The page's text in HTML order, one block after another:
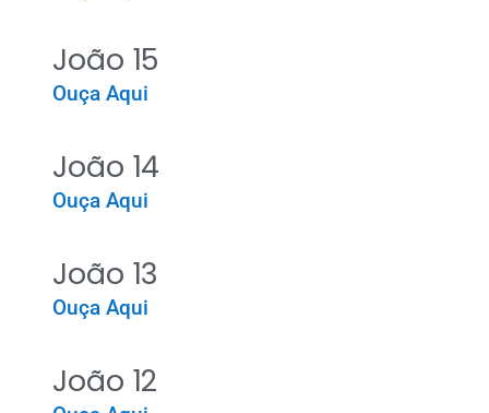
João 15
Ouça Aqui
João 14
Ouça Aqui
João 13
Ouça Aqui
João 12